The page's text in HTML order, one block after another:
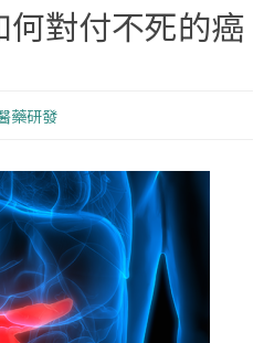
對付不死的癌
藥研發